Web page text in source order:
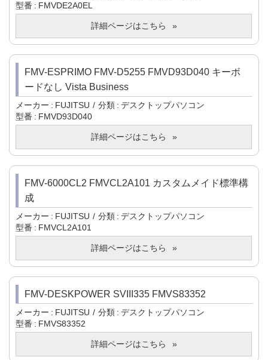
型番
FMVDE2A0EL
詳細ページはこちら
FMV-ESPRIMO FMV-D5255 FMVD93D040 キーボ
ードなし Vista Business
メーカー FUJITSU 分類
デスクトップパソコン
型番
FMVD93D040
詳細ページはこちら
FMV-6000CL2 FMVCL2A101 カスタムメイド標準構
成
メーカー FUJITSU 分類
デスクトップパソコン
型番
FMVCL2A101
詳細ページはこちら
FMV-DESKPOWER SVIII335 FMVS83352
メーカー FUJITSU 分類
デスクトップパソコン
型番
FMVS83352
詳細ページはこちら